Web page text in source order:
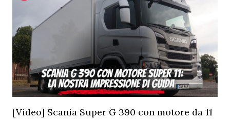
[Video] Scania Super G 390 con motore da 11